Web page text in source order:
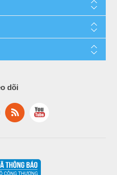
dõi